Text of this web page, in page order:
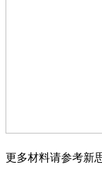
更多材料请参考新